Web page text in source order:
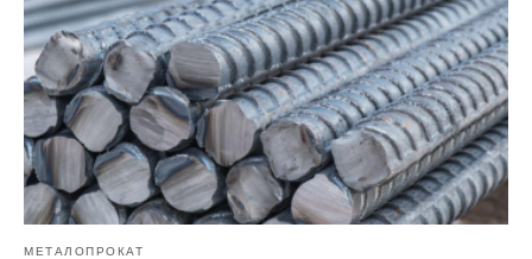
МЕТАЛОПРОКАТ